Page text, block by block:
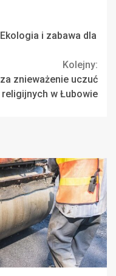
i zabawa dla
Kolejny:
znieważenie uczuć
religijnych w Łubowie